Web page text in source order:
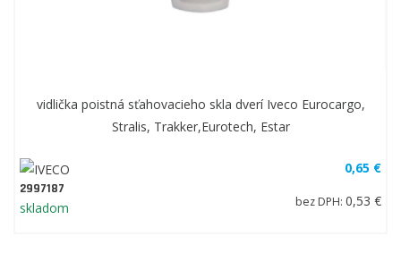
vidlička poistná sťahovacieho skla dverí Iveco Eurocargo,
Stralis, Trakker,Eurotech, Estar
2997187
skladom
0,65 €
bez DPH: 0,53 €